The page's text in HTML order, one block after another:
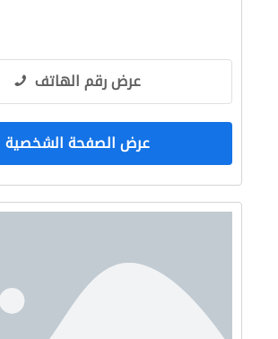
عرض رقم الهاتف
عرض الصفحة الشخصية